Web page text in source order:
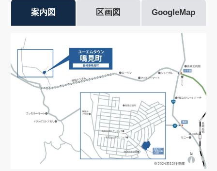
案内図 区画図 GoogleMap